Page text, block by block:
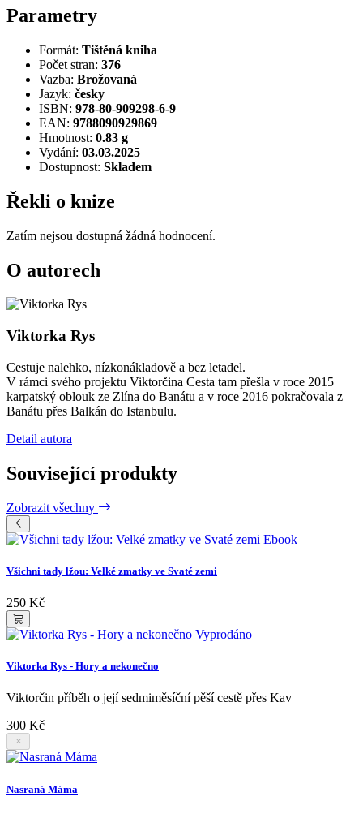
Parametry
Formát: Tištěná kniha
Počet stran: 376
Vazba: Brožovaná
Jazyk: česky
ISBN: 978-80-909298-6-9
EAN: 9788090929869
Hmotnost: 0.83 g
Vydání: 03.03.2025
Dostupnost: Skladem
Řekli o knize
Zatím nejsou dostupná žádná hodnocení.
O autorech
Viktorka Rys
Cestuje nalehko, nízkonákladově a bez letadel.
V rámci svého projektu Viktorčina Cesta tam přešla v roce 2015
karpatský oblouk ze Zlína do Banátu a v roce 2016 pokračovala z
Banátu přes Balkán do Istanbulu.
Detail autora
Související produkty
Zobrazit všechny
Ebook
Všichni tady lžou: Velké zmatky ve Svaté zemi
250 Kč
Vyprodáno
Viktorka Rys - Hory a nekonečno
Viktorčin příběh o její sedmiměsíční pěší cestě přes Kav
300 Kč
Nasraná Máma